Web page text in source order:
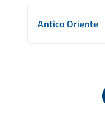
Antico Oriente